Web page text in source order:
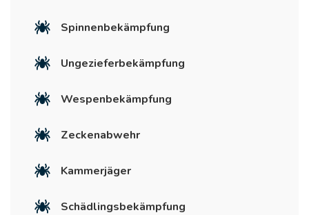
Spinnenbekämpfung
Ungezieferbekämpfung
Wespenbekämpfung
Zeckenabwehr
Kammerjäger
Schädlingsbekämpfung